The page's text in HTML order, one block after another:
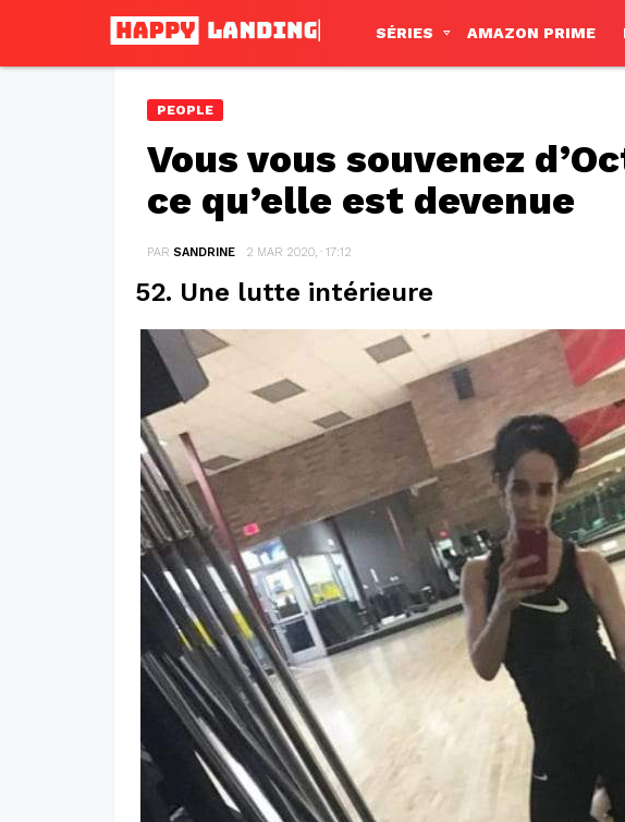
SÉRIES AMAZON PRIME
PEOPLE
Vous vous souvenez
ce qu’elle est devenue
PAR SANDRINE 2 MAR 2020, · 17:12
52. Une lutte intérieure